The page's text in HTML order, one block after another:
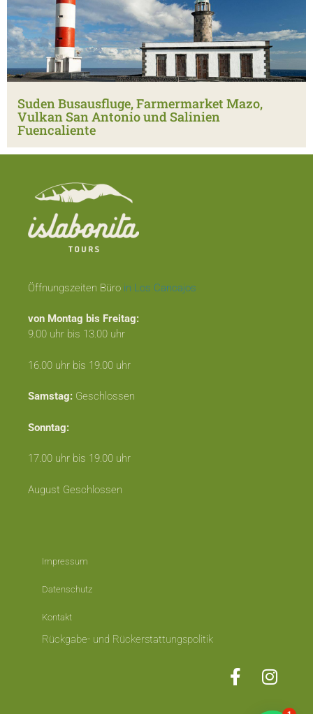
Suden Busausfluge, Farmermarket Mazo,
Vulkan San Antonio und Salinien
Fuencaliente
Öffnungszeiten Büro in Los Cancajos
von Montag bis Freitag:
9.00 uhr bis 13.00 uhr
16.00 uhr bis 19.00 uhr
Samstag: Geschlossen
Sonntag:
17.00 uhr bis 19.00 uhr
August Geschlossen
Impressum
Datenschutz
Kontakt
Rückgabe- und Rückerstattungspolitik